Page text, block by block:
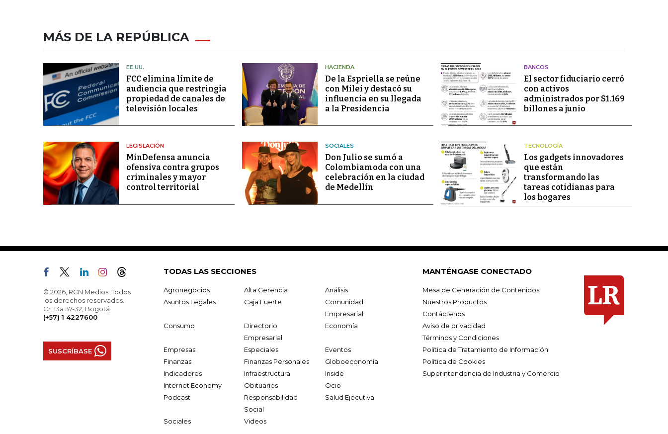
MÁS DE LA REPÚBLICA
EE.UU.
FCC elimina límite de
audiencia que restringía
propiedad de canales de
televisión locales
HACIENDA
De la Espriella se reúne
con Milei y destacó su
influencia en su llegada
a la Presidencia
BANCOS
El sector fiduciario cerró
con activos
administrados por $1.169
billones a junio
LEGISLACIÓN
MinDefensa anuncia
ofensiva contra grupos
criminales y mayor
control territorial
SOCIALES
Don Julio se sumó a
Colombiamoda con una
celebración en la ciudad
de Medellín
TECNOLOGÍA
Los gadgets innovadores
que están
transformando las
tareas cotidianas para
los hogares
© 2026, RCN Medios. Todos
los derechos reservados.
Cr. 13a 37-32, Bogotá
(+57) 1 4227600
SUSCRÍBASE
TODAS LAS SECCIONES
Agronegocios Alta Gerencia
Análisis
Asuntos Legales
Caja Fuerte
Comunidad
Empresarial
Consumo
Directorio
Empresarial
Economía
Empresas Especiales
Eventos
Finanzas
Finanzas Personales
Globoeconomía
Indicadores
Infraestructura
Inside
Internet Economy
Obituarios
Ocio
Podcast
Responsabilidad
Social
Salud Ejecutiva
Sociales Videos
MANTÉNGASE CONECTADO
Mesa de Generación de Contenidos
Nuestros Productos
Contáctenos
Aviso de privacidad
Términos y Condiciones
Política de Tratamiento de Información
Política de Cookies
Superintendencia de Industria y Comercio